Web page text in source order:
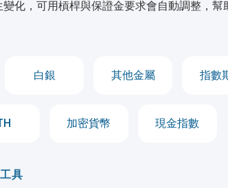
化，可用槓桿與保證金要求會自動調整，
白銀 其他金屬 指數
加密貨幣 現金指數
具